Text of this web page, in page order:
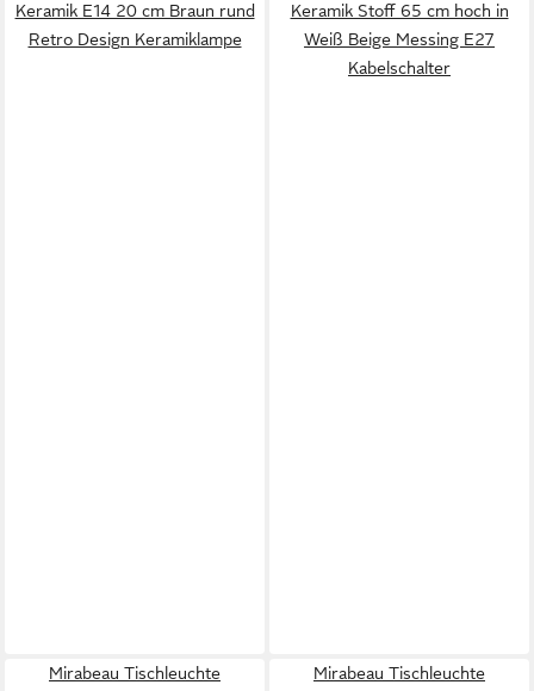
Keramik E14 20 cm Braun rund
Retro Design Keramiklampe
Keramik Stoff 65 cm hoch in
Weiß Beige Messing E27
Kabelschalter
Mirabeau Tischleuchte
Mirabeau Tischleuchte